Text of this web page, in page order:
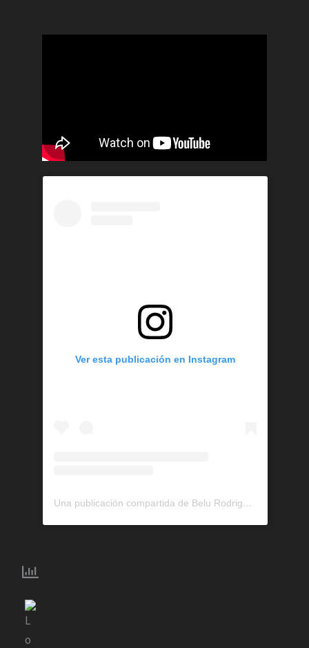
Ver esta publicación en Instagram
Una publicación compartida de Belu Rodriguez Kuhn (@belurodriguezkuhn)